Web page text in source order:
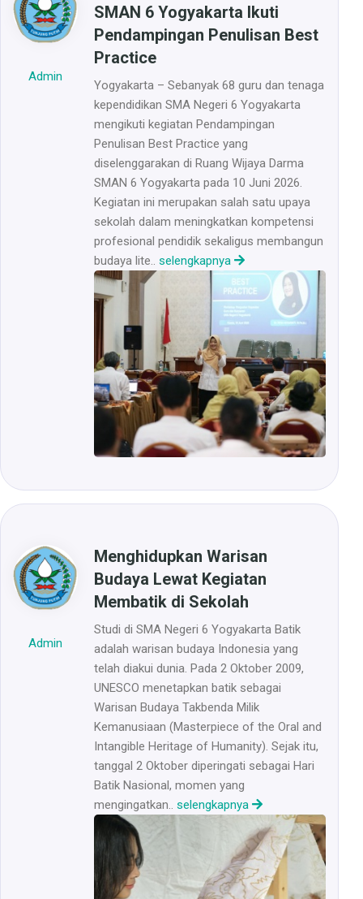
Admin
SMAN 6 Yogyakarta Ikuti
Pendampingan Penulisan Best
Practice
Yogyakarta – Sebanyak 68 guru dan tenaga
kependidikan SMA Negeri 6 Yogyakarta
mengikuti kegiatan Pendampingan
Penulisan Best Practice yang
diselenggarakan di Ruang Wijaya Darma
SMAN 6 Yogyakarta pada 10 Juni 2026.
Kegiatan ini merupakan salah satu upaya
sekolah dalam meningkatkan kompetensi
profesional pendidik sekaligus membangun
budaya lite.. selengkapnya
Admin
Menghidupkan Warisan
Budaya Lewat Kegiatan
Membatik di Sekolah
Studi di SMA Negeri 6 Yogyakarta Batik
adalah warisan budaya Indonesia yang
telah diakui dunia. Pada 2 Oktober 2009,
UNESCO menetapkan batik sebagai
Warisan Budaya Takbenda Milik
Kemanusiaan (Masterpiece of the Oral and
Intangible Heritage of Humanity). Sejak itu,
tanggal 2 Oktober diperingati sebagai Hari
Batik Nasional, momen yang
mengingatkan.. selengkapnya